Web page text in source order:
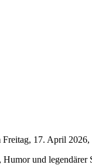
17. April
und